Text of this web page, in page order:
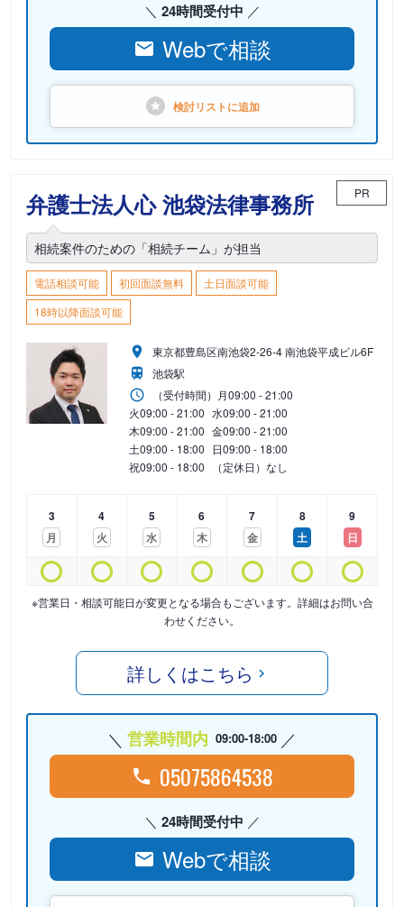
24時間受付中
Webで相談
検討リストに追加
弁護士法人心 池袋法律事務所 PR
相続案件のための「相続チーム」が担当
電話相談可能 初回面談無料
土日面談可能
18時以降面談可能
東京都豊島区南池袋2-26-4 南池袋平成ビル6F
池袋駅
（受付時間） 月09:00 - 21:00
火09:00 - 21:00 水09:00 - 21:00
木09:00 - 21:00 金09:00 - 21:00
土09:00 - 18:00 日09:00 - 18:00
祝09:00 - 18:00 （定休日）なし
3
月
4
火
5
水
6
木
7
金
8
土
9
日
※営業日・相談可能日が変更となる場合もございます。詳細はお問い合
わせください。
詳しくはこちら
営業時間内 09:00-18:00
05075864538
24時間受付中
Webで相談